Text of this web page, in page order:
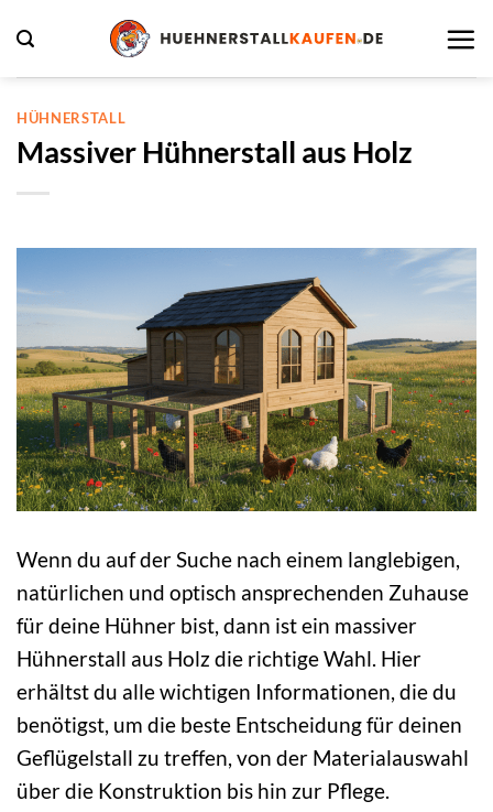
Inhalt
springen
HÜHNERSTALL
Massiver Hühnerstall aus Holz
Wenn du auf der Suche nach einem langlebigen,
natürlichen und optisch ansprechenden Zuhause
für deine Hühner bist, dann ist ein massiver
Hühnerstall aus Holz die richtige Wahl. Hier
erhältst du alle wichtigen Informationen, die du
benötigst, um die beste Entscheidung für deinen
Geflügelstall zu treffen, von der Materialauswahl
über die Konstruktion bis hin zur Pflege.